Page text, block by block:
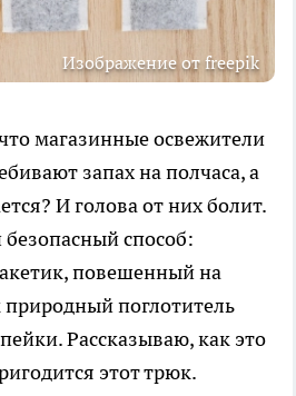
Изображение от freepik
магазинные освежители
запах на полчаса, а
И голова от них болит.
способ:
повешенный на
природный поглотитель
Рассказываю, как это
этот трюк.